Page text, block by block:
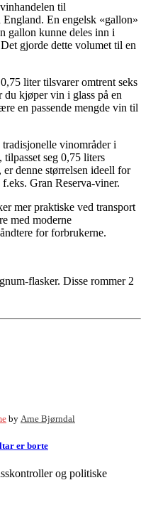
til
En engelsk «gallon»
gallon kunne deles inn i
gjorde dette volumet til en
liter tilsvarer omtrent seks
du kjøper vin i glass på en
en passende mengde vin til
tradisjonelle vinområder i
seg 0,75 liters
denne størrelsen ideell for
Gran Reserva-viner.
mer praktiske ved transport
med moderne
for forbrukerne.
flasker. Disse rommer 2
by Arne Bjørndal
er borte
og politiske